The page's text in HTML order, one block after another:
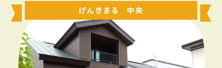
げんきまる 中央